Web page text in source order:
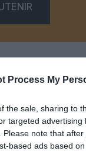
Process My
the sale, sharing to
targeted
Please note that
based ads based
Twitter